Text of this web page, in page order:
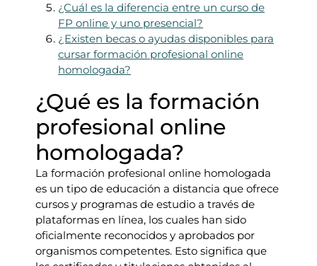
¿Cuál es la diferencia entre un curso de
FP online y uno presencial?
¿Existen becas o ayudas disponibles para
cursar formación profesional online
homologada?
¿Qué es la formación
profesional online
homologada?
La formación profesional online homologada
es un tipo de educación a distancia que ofrece
cursos y programas de estudio a través de
plataformas en línea, los cuales han sido
oficialmente reconocidos y aprobados por
organismos competentes. Esto significa que